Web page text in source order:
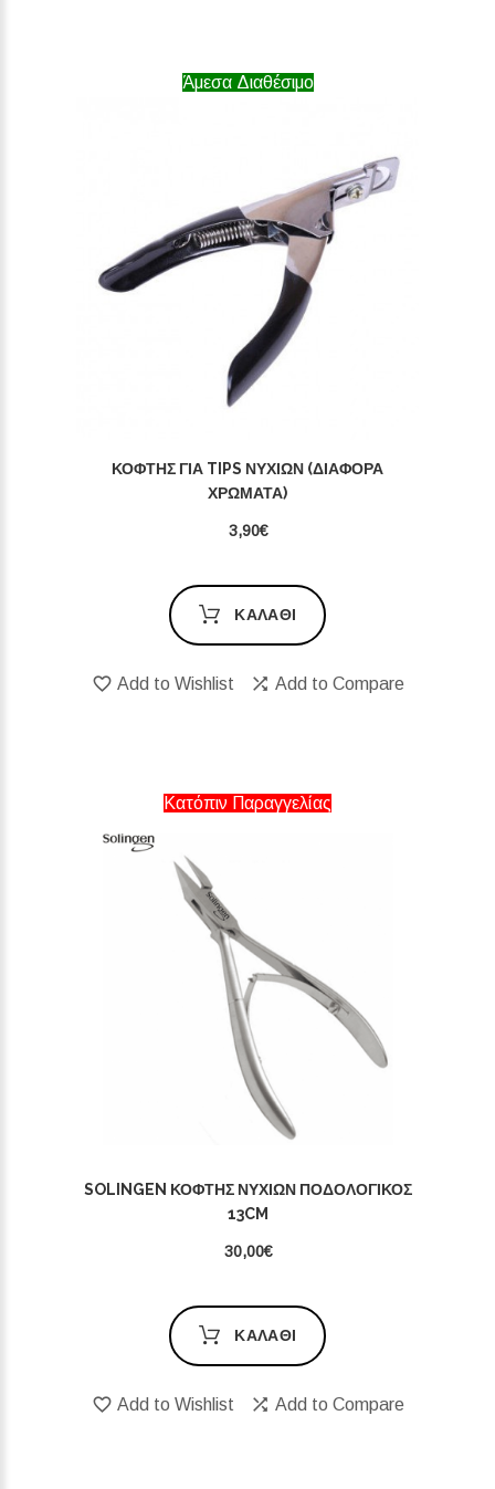
Άμεσα Διαθέσιμο
ΚΌΦΤΗΣ ΓΙΑ TIPS ΝΥΧΙΏΝ (ΔΙΆΦΟΡΑ
ΧΡΏΜΑΤΑ)
3,90€
ΚΑΛΆΘΙ
Add to Wishlist Add to Compare
Κατόπιν Παραγγελίας
SOLINGEN ΚΌΦΤΗΣ ΝΥΧΙΏΝ ΠΟΔΟΛΟΓΙΚΌΣ
13CM
30,00€
ΚΑΛΆΘΙ
Add to Wishlist Add to Compare